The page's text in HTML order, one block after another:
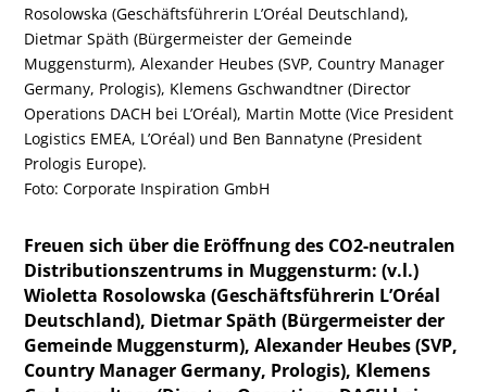
Rosolowska (Geschäftsführerin L’Oréal Deutschland),
Dietmar Späth (Bürgermeister der Gemeinde
Muggensturm), Alexander Heubes (SVP, Country Manager
Germany, Prologis), Klemens Gschwandtner (Director
Operations DACH bei L’Oréal), Martin Motte (Vice President
Logistics EMEA, L’Oréal) und Ben Bannatyne (President
Prologis Europe).
Foto: Corporate Inspiration GmbH
Freuen sich über die Eröffnung des CO2-neutralen
Distributionszentrums in Muggensturm: (v.l.)
Wioletta Rosolowska (Geschäftsführerin L’Oréal
Deutschland), Dietmar Späth (Bürgermeister der
Gemeinde Muggensturm), Alexander Heubes (SVP,
Country Manager Germany, Prologis), Klemens